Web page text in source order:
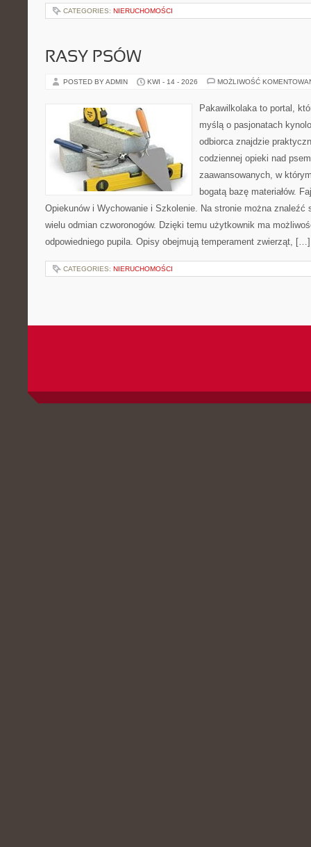
CATEGORIES: NIERUCHOMOŚCI
RASY PSÓW
POSTED BY ADMIN KWI - 14 - 2026 MOŻLIWOŚĆ
Pakawilkolaka to portal,
myślą o pasjonatach
odbiorca znajdzie
codziennej opieki nad
zaawansowanych, w
bogatą bazę materiałów.
Opiekunów i Wychowanie i Szkolenie. Na stronie można znaleźć
wielu odmian czworonogów. Dzięki temu użytkownik ma
odpowiedniego pupila. Opisy obejmują temperament zwierząt, […]
CATEGORIES: NIERUCHOMOŚCI